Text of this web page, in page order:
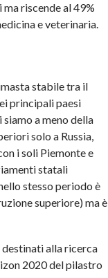
riscende al 49%
e veterinaria.
stabile tra il
principali paesi
a meno della
solo a Russia,
i soli Piemonte e
statali
stesso periodo è
superiore) ma è
alla ricerca
2020 del pilastro